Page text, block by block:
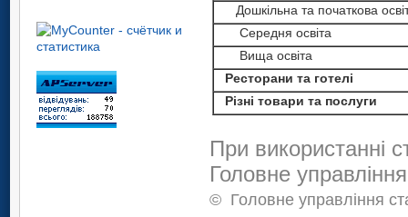
Дошкільна та початкова
Середня освіта
Вища освіта
Ресторани та готелі
Різні товари та послуги
При використанні
Головне
© Головне управління